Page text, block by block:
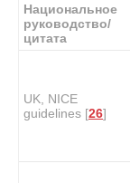
Национальное
руководство/
цитата
UK, NICE
guidelines [26]